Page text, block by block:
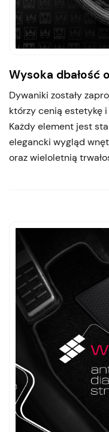
Wysoka dbałość
Dywaniki zostały
którzy cenią estetykę
Każdy element jest
elegancki wygląd
oraz wieloletnią